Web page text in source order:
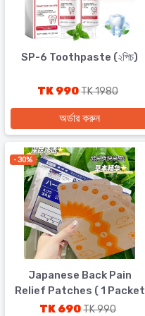
SP-6 Toothpaste (২পিচ)
TK 990TK 1980
অর্ডার করুন
- 30%
Japanese Back Pain
Relief Patches ( 1 Packet
7 Pcs)
TK 690TK 990